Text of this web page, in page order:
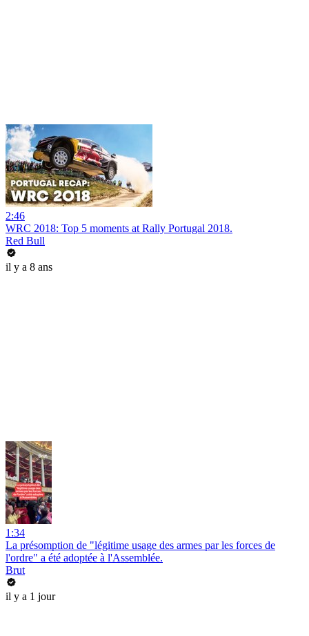
2:46
WRC 2018: Top 5 moments at Rally Portugal 2018.
Red Bull
il y a 8 ans
1:34
La présomption de "légitime usage des armes par les forces de
l'ordre" a été adoptée à l'Assemblée.
Brut
il y a 1 jour